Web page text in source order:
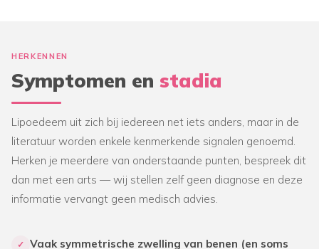
HERKENNEN
Symptomen en stadia
Lipoedeem uit zich bij iedereen net iets anders, maar in de
literatuur worden enkele kenmerkende signalen genoemd.
Herken je meerdere van onderstaande punten, bespreek dit
dan met een arts — wij stellen zelf geen diagnose en deze
informatie vervangt geen medisch advies.
✓ Vaak symmetrische zwelling van benen (en soms